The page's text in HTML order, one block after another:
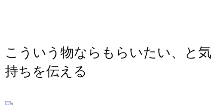
こういう物ならもらいたい、と気
持ちを伝える